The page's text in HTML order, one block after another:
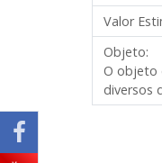
Valor
Objeto:
O objeto
diversos